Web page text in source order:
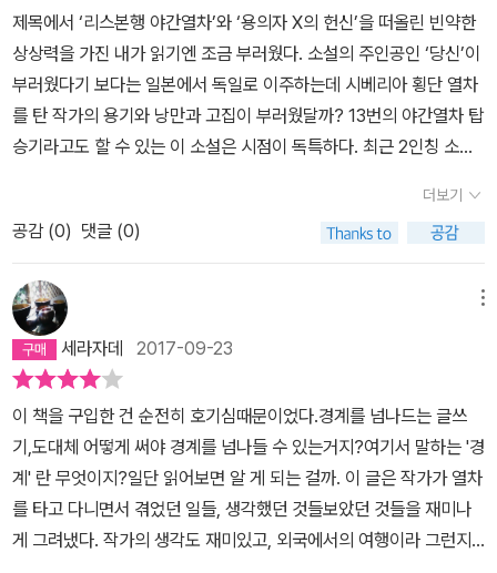
데 아니다. 일본 말로 하면 용의자는 Yôgisha로 발음하고, 야간열차
는 Yogisha로 한단다. 그러니 제목은 책의 무대가 되는 야간열차를
이용한 언어유희일 뿐이다. 책엔 용의자 비슷한 인간들이 몇 명 등장
하기는 하지만 국경선을 넘을 때 청바지나 커피 원두 같은 소소한 품
목의 밀수를 제외하고 진짜 범죄라고 할 것들은 주인공 ‘당신’의 상상
다. 당신은 함부르크에 주로 거주하면서 유럽 각지를 돌아다니며 현
대 무용을 공연하는 예술인이며, 간혹 인도나 중국 등을 방문해서도
밤 열차를 타곤 한다. 그러니 영화 <오리엔탈 특급 살인사건 Murder
on the Oriental Express>같은 미스터리 영화 비슷한 걸 기대했다
가는 실망할 수 있다. 무용가 ‘당신’은 몇 십 년에 걸쳐 차례로 파리,
그라츠, 자그레브, 베오그라드, 베이징, 이르쿠츠크, 하바롭스크, 빈,
바젤, 함부르크, 암스테르담, 뭄바이 이렇게 열두 도시를 향해 야간열
차에 오르는 동안 백댄서에서 유망한 현대무용가로 성장한다. 따라서
각 도시와 각각의 열차여행은 서로 관련성이 거의 없어 마치 모자이
크 조각, 모자이크 조각은 조각인데 이쪽저쪽에 흩어져 있는 각 파편
으로 읽힐 뿐이다. 나는 오히려 밤 열차 특유의 외로움, 낯선 사람과의
반갑지 않은 조우, 나그네가 가질 수밖에 없는 두려움, 어두운 긴 복
제목에서 ‘리스본행 야간열차’와 ‘용의자 X의 헌신’을 떠올린 빈약한
상상력을 가진 내가 읽기엔 조금 부러웠다. 소설의 주인공인 ‘당신’이
부러웠다기 보다는 일본에서 독일로 이주하는데 시베리아 횡단 열차
를 탄 작가의 용기와 낭만과 고집이 부러웠달까? 13번의 야간열차 탑
승기라고도 할 수 있는 이 소설은 시점이 독특하다. 최근 2인칭 소설
모르겠다._ 어딘지 유럽식의 환상동화와도 닮았고 현대소설과도 닮
은 글에는 망상과 현실이 녹아있다. 짤막한 이야기에서 이런저런 생
각을 하다보면 얇은 책이 끝나있다. 겨울 여행의 동반자로도 좋을 법
한 이야기들이다. 세번째 이야기가 가장 제목에 어울린다. #용의자의
야간열차 #다와다요코 #문학동네
더보기
공감 (0) 댓글 (0)
세라자데 2017-09-23
이 책을 구입한 건 순전히 호기심때문이었다.경계를 넘나드는 글쓰
기,도대체 어떻게 써야 경계를 넘나들 수 있는거지?여기서 말하는 '경
계' 란 무엇이지?일단 읽어보면 알 게 되는 걸까. 이 글은 작가가 열차
를 타고 다니면서 겪었던 일들, 생각했던 것들보았던 것들을 재미나
게 그려냈다. 작가의 생각도 재미있고, 외국에서의 여행이라 그런지